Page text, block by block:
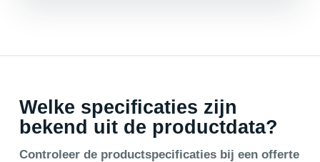
Welke specificaties zijn
bekend uit de productdata?
Controleer de productspecificaties bij een offerte